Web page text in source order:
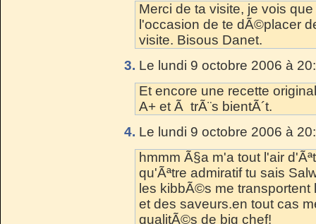
Merci de ta visite, je vois
l'occasion de te dÃ©placer
visite. Bisous Danet.
3. Le lundi 9 octobre 2006 à
Et encore une recette
A+ et Ã trÃ¨s bientÃ´t.
4. Le lundi 9 octobre 2006 à
hmmm Ã§a m'a tout l'air
qu'Ãªtre admiratif tu sais
les kibbÃ©s me transportent
et des saveurs.en tout cas
qualitÃ©s de big chef!